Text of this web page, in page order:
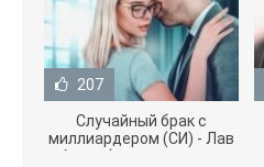
207
Случайный брак с
миллиардером (СИ) - Лав
Агата (полная версия